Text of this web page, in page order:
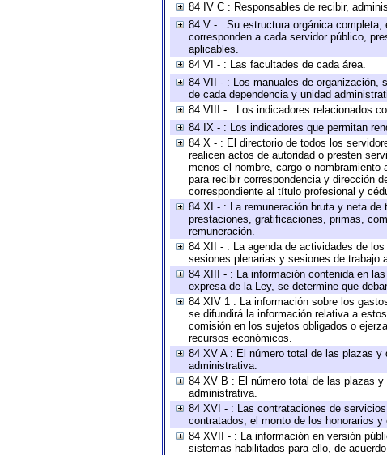
84 IV C : Responsables de recibir,
84 V - : Su estructura orgánica
corresponden a cada servidor público,
aplicables.
84 VI - : Las facultades de cada área.
84 VII - : Los manuales de organización,
de cada dependencia y unidad
84 VIII - : Los indicadores relacionados
84 IX - : Los indicadores que permitan
84 X - : El directorio de todos los
realicen actos de autoridad o presten
menos el nombre, cargo o
para recibir correspondencia y dirección
correspondiente al título profesional y
84 XI - : La remuneración bruta y neta
prestaciones, gratificaciones, primas,
remuneración.
84 XII - : La agenda de actividades de
sesiones plenarias y sesiones de trabajo
84 XIII - : La información contenida en
expresa de la Ley, se determine que
84 XIV 1 : La información sobre los
se difundirá la información relativa a
comisión en los sujetos obligados o
recursos económicos.
84 XV A : El número total de las plazas
administrativa.
84 XV B : El número total de las plazas
administrativa.
84 XVI - : Las contrataciones de
contratados, el monto de los honorarios y
84 XVII - : La información en versión
sistemas habilitados para ello, de